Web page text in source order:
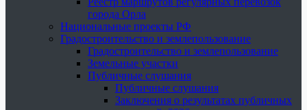
города Орла
Национальные проекты РФ
Градостроительство и землепользование
Градостроительство и землепользование
Земельные участки
Публичные слушания
Публичные слушания
Заключения о результатах публичных